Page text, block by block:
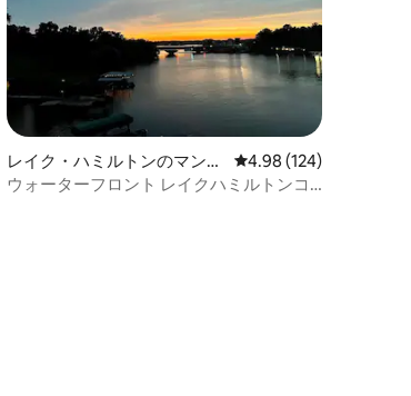
、5つ星中4.93つ星の平均評価
レイク・ハミルトンのマンシ
ョン・アパート
レビュー124件、5つ
4.98 (124)
ウォーターフロント レイクハミルトンコ